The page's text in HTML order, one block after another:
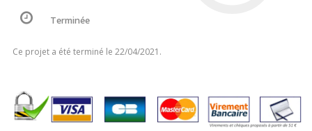
Terminée
Ce projet a été terminé le 22/04/2021.